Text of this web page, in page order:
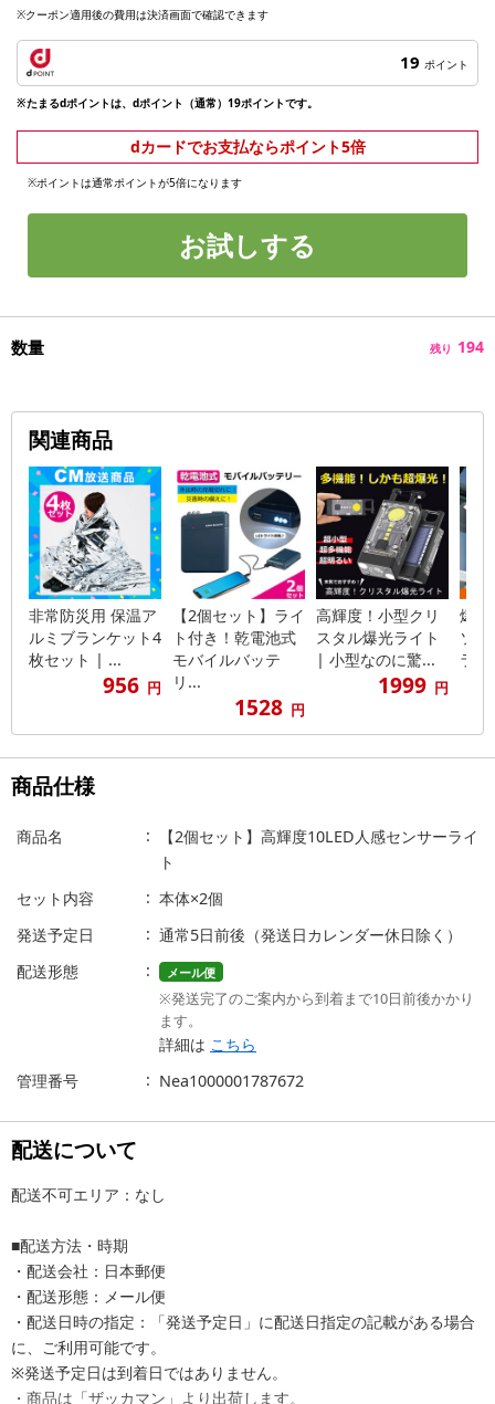
※クーポン適用後の費用は決済画面で確認できます
19 ポイント
※たまるdポイントは、dポイント（通常）19ポイントです。
dカードでお支払ならポイント5倍
※ポイントは通常ポイントが5倍になります
お試しする
数量 残り 194
関連商品
非常防災用 保温ア
ルミブランケット4
枚セット | ...
956 円
【2個セット】ライ
ト付き！乾電池式
モバイルバッテ
リ...
1528 円
高輝度！小型クリ
スタル爆光ライト
| 小型なのに驚...
1999 円
爆光
ソ
ラ
商品仕様
商品名
【2個セット】高輝度10LED人感センサーライ
ト
セット内容
本体×2個
発送予定日
通常5日前後（発送日カレンダー休日除く）
配送形態
メール便
※発送完了のご案内から到着まで10日前後かかり
ます。
詳細は こちら
管理番号
Nea1000001787672
配送について
配送不可エリア：なし
■配送方法・時期
・配送会社：日本郵便
・配送形態：メール便
・配送日時の指定：「発送予定日」に配送日指定の記載がある場合
に、ご利用可能です。
※発送予定日は到着日ではありません。
・商品は「ザッカマン」より出荷します。